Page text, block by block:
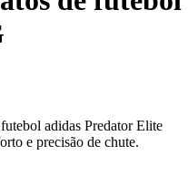
adidas Predator Elite
e precisão de chute.